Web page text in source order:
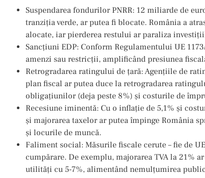
Suspendarea fondurilor PNRR: 12 miliarde de
tranziția verde, ar putea fi blocate. România a
alocate, iar pierderea restului ar paraliza
Sancțiuni EDP: Conform Regulamentului UE
amenzi sau restricții, amplificând presiunea
Retrogradarea ratingului de țară: Agențiile de
plan fiscal ar putea duce la retrogradarea
obligațiunilor (deja peste 8%) și costurile de
Recesiune iminentă: Cu o inflație de 5,1% și
și majorarea taxelor ar putea împinge România
și locurile de muncă.
Faliment social: Măsurile fiscale cerute – fie de
cumpărare. De exemplu, majorarea TVA la 21%
utilități cu 5-7%, alimentând nemulțumirea